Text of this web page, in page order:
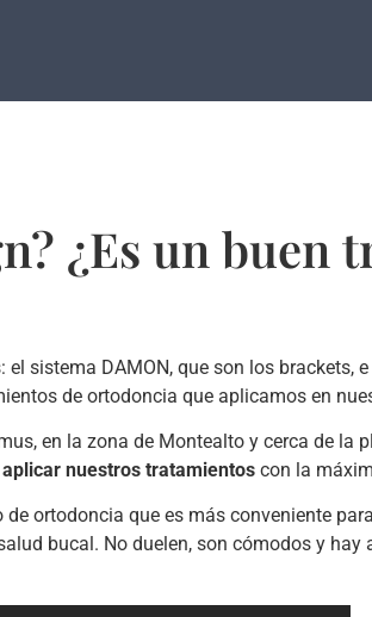
¿Es un buen
sistema DAMON, que son los brackets,
de ortodoncia que aplicamos en
en la zona de Montealto y cerca de la
nuestros tratamientos con la
ortodoncia que es más conveniente
bucal. No duelen, son cómodos y hay